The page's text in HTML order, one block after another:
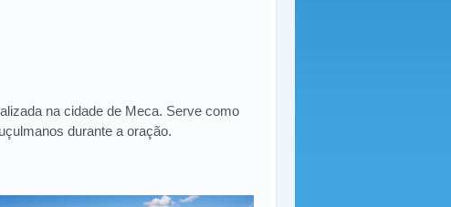
na cidade de Meca. Serve como
durante a oração.